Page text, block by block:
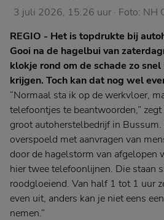
3 juli 2026, 15.26 uur · Foto: NH
REGIO - Het is topdrukte bij
Gooi na de hagelbui van
klokje rond om de schade zo
krijgen. Toch kan dat nog wel
“Normaal sta ik op de werkvloer,
telefoontjes te beantwoorden,”
groot autoherstelbedrijf in
overspoeld met aanvragen van
door de hagelstorm van afgelopen
hier twee telefoonlijnen. Die staan
roodgloeiend. Van half 1 tot 1 uur
even uit, anders kan je niet eens
nemen.”